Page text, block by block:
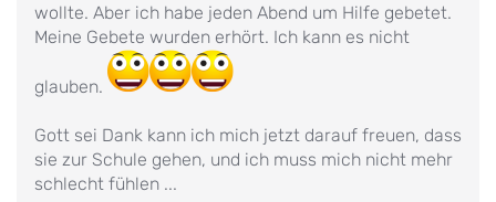
wollte. Aber ich habe jeden Abend um Hilfe gebetet.
Meine Gebete wurden erhört. Ich kann es nicht
glauben.
Gott sei Dank kann ich mich jetzt darauf freuen, dass
sie zur Schule gehen, und ich muss mich nicht mehr
schlecht fühlen ...